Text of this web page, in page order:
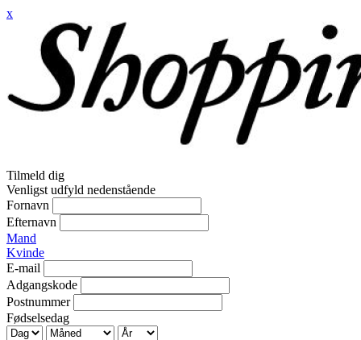
x
Tilmeld dig
Venligst udfyld nedenstående
Fornavn
Efternavn
Mand
Kvinde
E-mail
Adgangskode
Postnummer
Fødselsedag